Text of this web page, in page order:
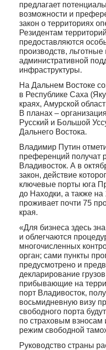
предлагает
возможности и
закон о территориях
Резидентам
предоставляются
производств,
административной
инфраструктуры.
На Дальнем Востоке
в Республике Саха
краях, Амурской
В планах –
Русский и Большой
Дальнего Востока.
Владимир Путин
преференций получат
Владивосток. А в
закон, действие
ключевые порты юга
до Находки, а также
проживает почти 75
края.
«Для бизнеса здесь
и облегчаются
многочисленных
орган; сами пункты
предусмотрено и
декларирование
прибывающие на
порт Владивосток,
восьмидневную визу
свободного порта
по страховым
режим свободной
Руководство страны